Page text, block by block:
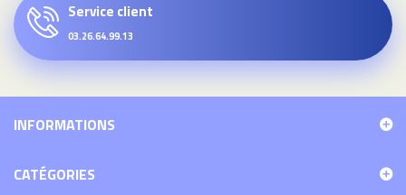
Service client
03.26.64.99.13
INFORMATIONS
CATÉGORIES